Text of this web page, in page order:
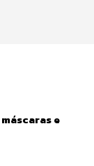
e